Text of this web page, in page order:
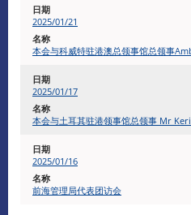
2025/01/21
本会与科威特驻港澳总领事馆总领事
2025/01/17
本会与土耳其驻港领事馆总领事 Mr
2025/01/16
前海管理局代表团访会